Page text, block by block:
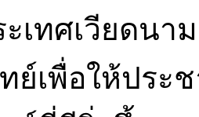
เทศเวียดน
ย์เพื่อให้ประ